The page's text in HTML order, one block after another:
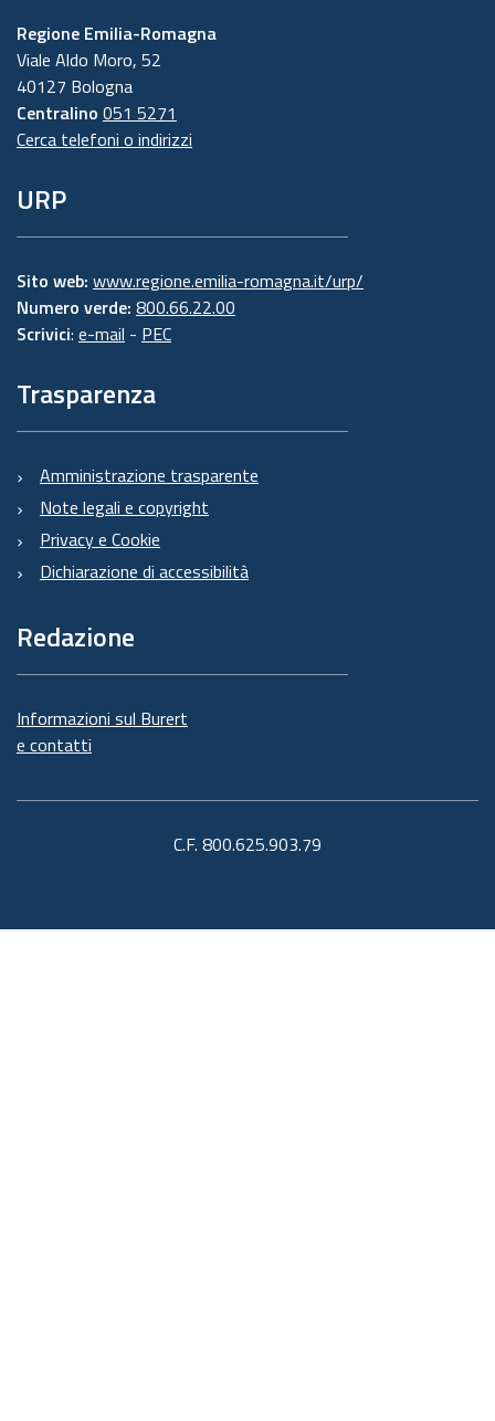
Regione Emilia-Romagna
Viale Aldo Moro, 52
40127 Bologna
Centralino 051 5271
Cerca telefoni o indirizzi
URP
Sito web: www.regione.emilia-romagna.it/urp/
Numero verde: 800.66.22.00
Scrivici: e-mail - PEC
Trasparenza
Amministrazione trasparente
Note legali e copyright
Privacy e Cookie
Dichiarazione di accessibilità
Redazione
Informazioni sul Burert
e contatti
C.F. 800.625.903.79